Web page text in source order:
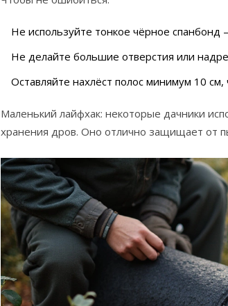
Не используйте тонкое чёрное спанбонд
Не делайте большие отверстия или
Оставляйте нахлёст полос минимум 10
Маленький лайфхак: некоторые дачники
хранения дров. Оно отлично защищает от